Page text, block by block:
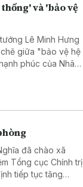
và 'bảo vệ
Lê Minh Hưng
giữa "bảo vệ hệ
phúc của Nhân
đã chào xã
Tổng cục Chính trị
tiếp tục tăng